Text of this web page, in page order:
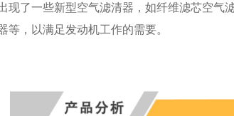
现了一些新型空气滤清器，如纤维滤芯空气
等，以满足发动机工作的需要。